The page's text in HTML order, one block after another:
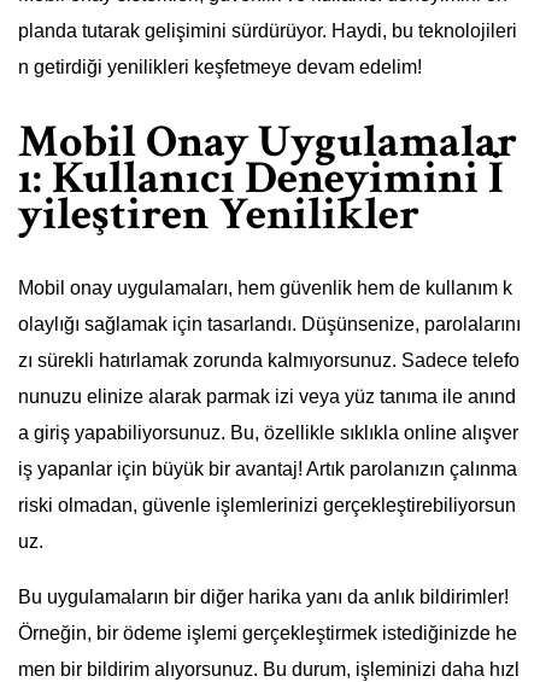
planda tutarak gelişimini sürdürüyor. Haydi, bu teknolojileri
n getirdiği yenilikleri keşfetmeye devam edelim!
Mobil Onay Uygulamalar
ı: Kullanıcı Deneyimini İ
yileştiren Yenilikler
Mobil onay uygulamaları, hem güvenlik hem de kullanım k
olaylığı sağlamak için tasarlandı. Düşünsenize, parolalarını
zı sürekli hatırlamak zorunda kalmıyorsunuz. Sadece telefo
nunuzu elinize alarak parmak izi veya yüz tanıma ile anınd
a giriş yapabiliyorsunuz. Bu, özellikle sıklıkla online alışver
iş yapanlar için büyük bir avantaj! Artık parolanızın çalınma
riski olmadan, güvenle işlemlerinizi gerçekleştirebiliyorsun
uz.
Bu uygulamaların bir diğer harika yanı da anlık bildirimler!
Örneğin, bir ödeme işlemi gerçekleştirmek istediğinizde he
men bir bildirim alıyorsunuz. Bu durum, işleminizi daha hızl